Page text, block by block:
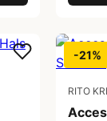
-21%
RITO